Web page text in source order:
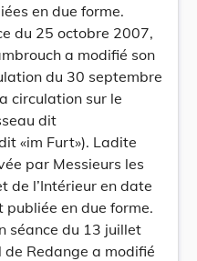
en due forme.
du 25 octobre 2007,
a modifié son
du 30 septembre
circulation sur le
dit
«im Furt»). Ladite
par Messieurs les
de l’Intérieur en date
en due forme.
séance du 13 juillet
Redange a modifié